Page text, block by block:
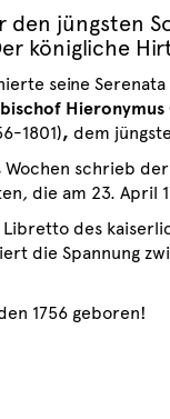
den jüngsten
königliche
seine Serenata
1801), dem
Wochen schrieb
, die am 23. April
Libretto des
die Spannung
1756 geboren!